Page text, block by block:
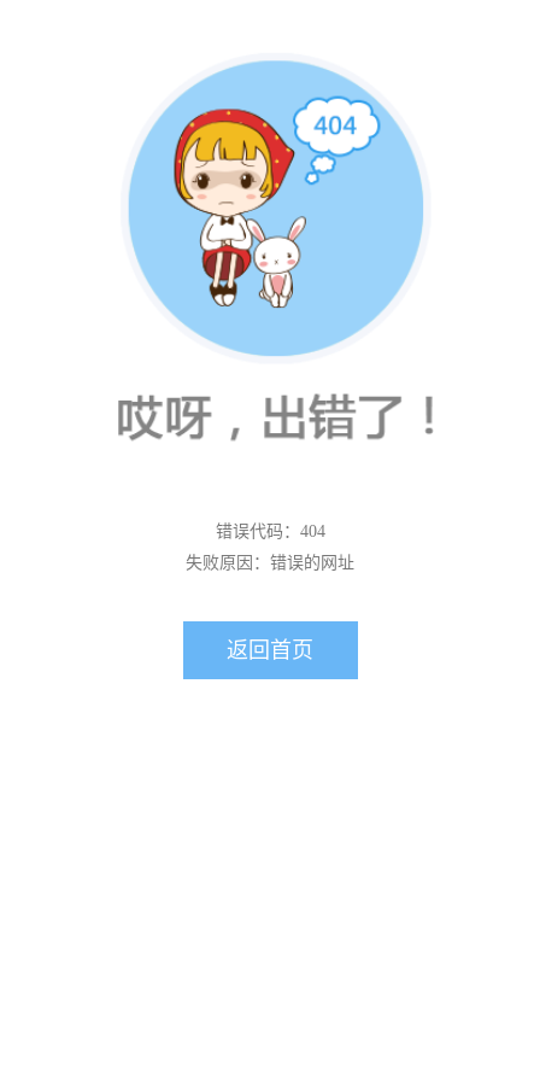
错误代码：404
失败原因：错误的网址
返回首页